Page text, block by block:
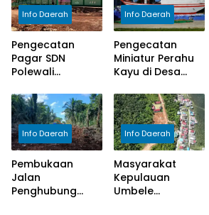
Info Daerah
Pengecatan
Pagar SDN
Polewali
Satgas TMMD
Tingkatkan
Kerapian
Fasilitas Sekolah
Info Daerah
Pengecatan
Miniatur Perahu
Kayu di Desa
Selesai
Info Daerah
Pembukaan
Jalan
Penghubung
Info Daerah
Masyarakat
Kepulauan
Umbele